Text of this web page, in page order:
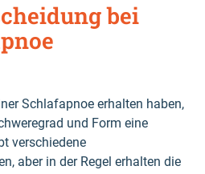
bei
Schlafapnoe erhalten haben,
und Form eine
verschiedene
aber in der Regel erhalten die